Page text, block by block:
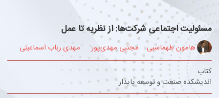
مسئولیت اجتماعی شرکت‌ها: از نظریه تا عمل
هامون طهماسبی مجتبی مهدی‌پور
مهدی رباب اسماعیلی
کتاب
اندیشکده صنعت و توسعه پایدار